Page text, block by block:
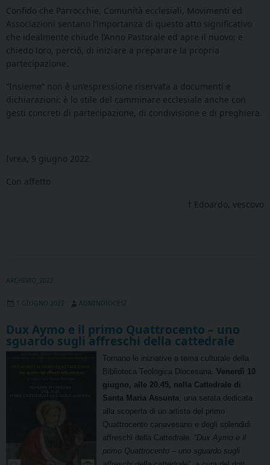
Confido che Parrocchie, Comunità ecclesiali, Movimenti ed
Associazioni sentano l’importanza di questo atto significativo
che idealmente chiude l’Anno Pastorale ed apre il nuovo; e
chiedo loro, perciò, di iniziare a preparare la propria
partecipazione.
“Insieme” non è un’espressione riservata a documenti e
dichiarazioni: è lo stile del camminare ecclesiale anche con
gesti concreti di partecipazione, di condivisione e di preghiera.
Ivrea, 9 giugno 2022.
Con affetto
† Edoardo, vescovo
ARCHIVIO_2022
1 GIUGNO 2022 ADMINDIOCESI
Dux Aymo e il primo Quattrocento – uno
sguardo sugli affreschi della cattedrale
Tornano le iniziative a tema culturale della
Biblioteca Teologica Diocesana. Venerdì 10
giugno, alle 20.45, nella Cattedrale di
Santa Maria Assunta , una serata dedicata
alla scoperta di un artista del primo
Quattrocento canavesano e degli splendidi
affreschi della Cattedrale. “Dux Aymo e il
primo Quattrocento – uno sguardo sugli